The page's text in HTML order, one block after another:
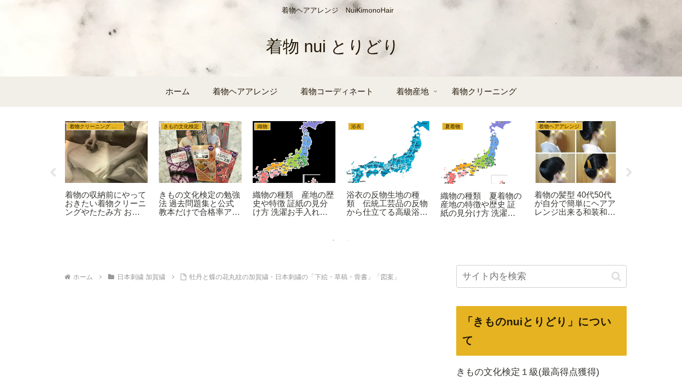
着物ヘアアレンジ NuiKimonoHair
着物 nui とりどり
ホーム 着物ヘアアレンジ 着物コーディネート 着物産地 着物クリーニング
着物の収納前にやって
おきたい着物クリーニ
ングやたたみ方 お手
きもの文化検定
きもの文化検定の勉強
法 過去問題集と公式
教本だけで合格率アッ
織物
織物の種類 産地の歴
史や特徴 証紙の見分
け方 洗濯お手入れ方
浴衣
浴衣の反物生地の種
類 伝統工芸品の反物
から仕立てる高級浴衣
夏着物
織物の種類 夏着物の
産地の特徴や歴史 証
紙の見分け方 洗濯お
着物ヘアアレンジ
着物の髪型 40代50代
が自分で簡単にヘアア
レンジ出来る和装和髪
ホーム 日本刺繍 加賀繍 牡丹と蝶の花丸紋の加賀繍・日本刺繍の「下絵・草稿・骨書」「図案」
「きものnuiとりどり」につい
て
きもの文化検定１級(最高得点獲得)